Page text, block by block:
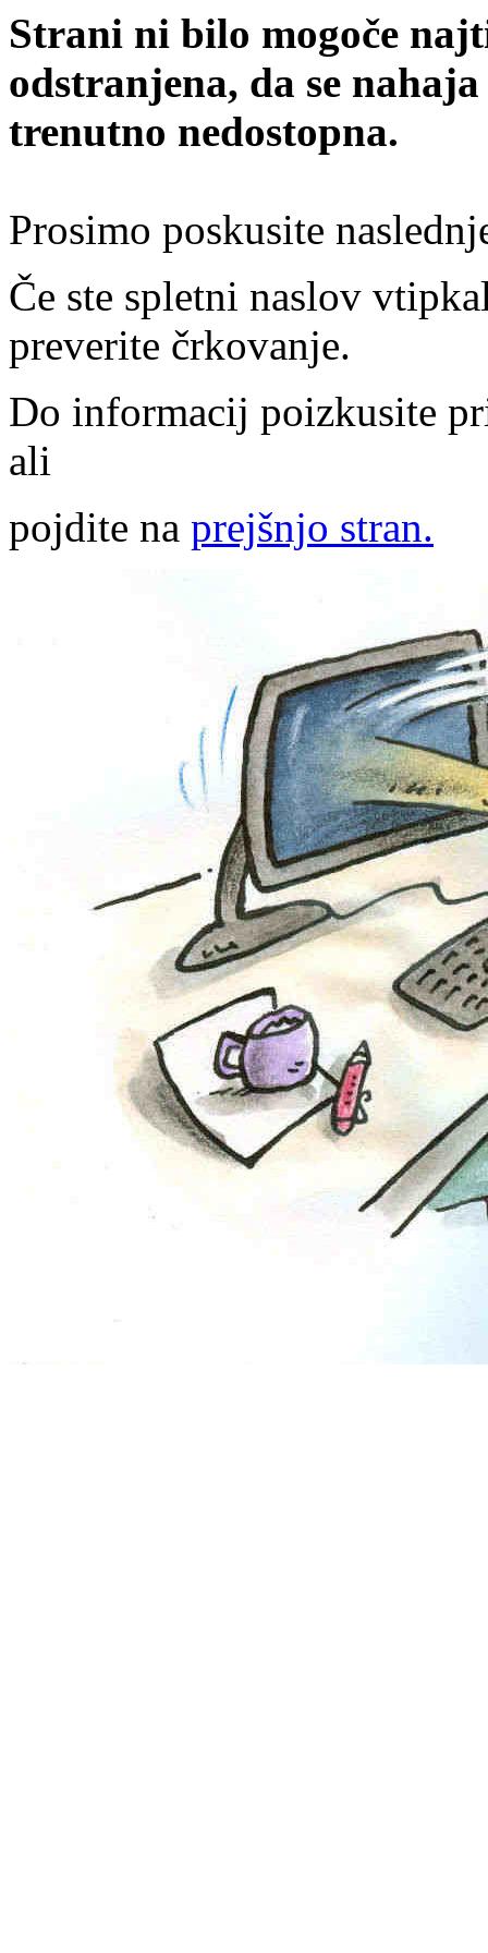
Strani ni bilo mogoče
odstranjena, da se
trenutno nedostopna.
Prosimo poskusite
Če ste spletni naslov
preverite črkovanje.
Do informacij poizkusite
ali
pojdite na prejšnjo stran.